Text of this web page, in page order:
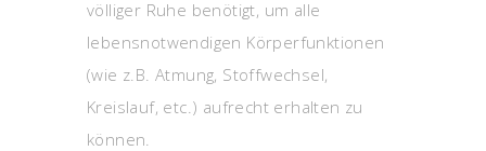
völliger Ruhe benötigt, um alle
lebensnotwendigen Körperfunktionen
(wie z.B. Atmung, Stoffwechsel,
Kreislauf, etc.) aufrecht erhalten zu
können.